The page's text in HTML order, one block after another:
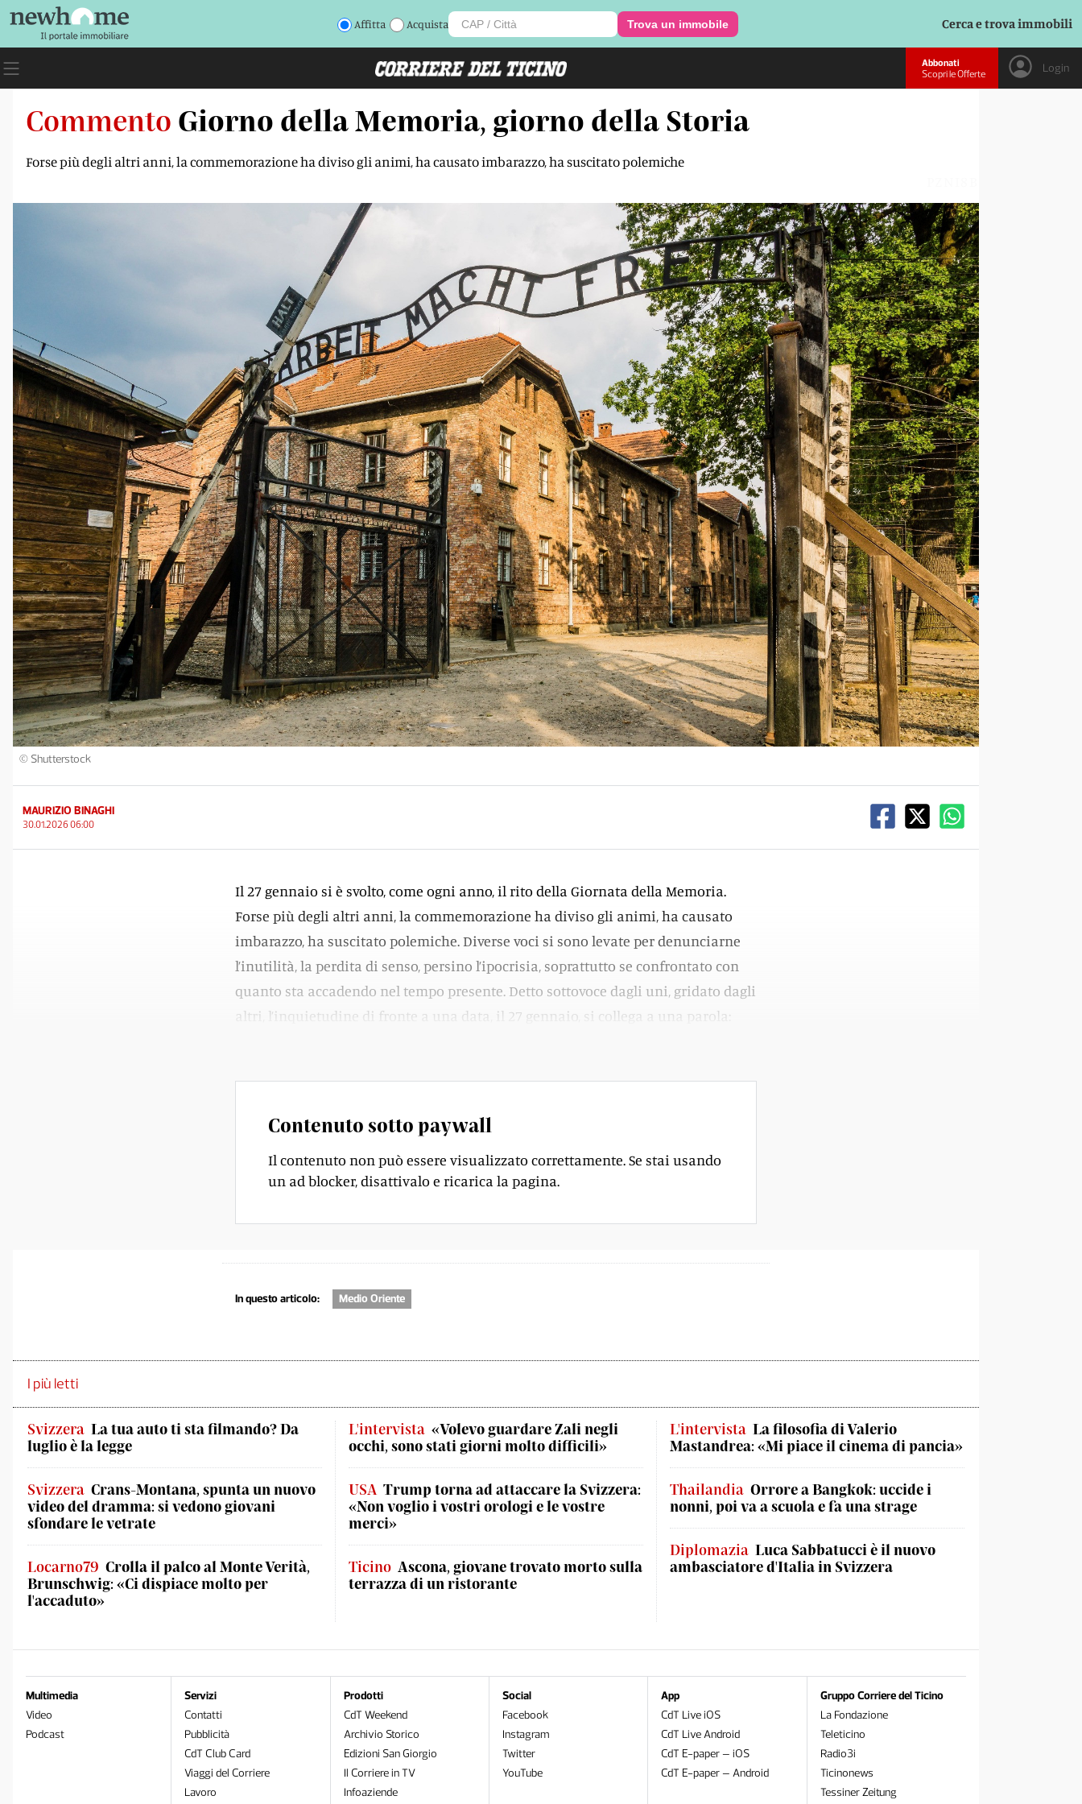
Affitta Acquista Trova un immobile Cerca e trova immobili
Abbonati
Scopri le Offerte
Login
Commento Giorno della Memoria, giorno della Storia
Forse più degli altri anni, la commemorazione ha diviso gli animi, ha causato imbarazzo, ha suscitato polemiche
© Shutterstock
MAURIZIO BINAGHI
30.01.2026 06:00
Il 27 gennaio si è svolto, come ogni anno, il rito della Giornata della Memoria.
Forse più degli altri anni, la commemorazione ha diviso gli animi, ha causato
imbarazzo, ha suscitato polemiche. Diverse voci si sono levate per denunciarne
l’inutilità, la perdita di senso, persino l’ipocrisia, soprattutto se confrontato con
quanto sta accadendo nel tempo presente. Detto sottovoce dagli uni, gridato dagli
altri, l’inquietudine di fronte a una data, il 27 gennaio, si collega a una parola:
Contenuto sotto paywall
Il contenuto non può essere visualizzato correttamente. Se stai usando
un ad blocker, disattivalo e ricarica la pagina.
In questo articolo: Medio Oriente
I più letti
Svizzera La tua auto ti sta filmando? Da
luglio è la legge
Svizzera Crans-Montana, spunta un nuovo
video del dramma: si vedono giovani
sfondare le vetrate
Locarno79 Crolla il palco al Monte Verità,
Brunschwig: «Ci dispiace molto per
l'accaduto»
L'intervista «Volevo guardare Zali negli
occhi, sono stati giorni molto difficili»
USA Trump torna ad attaccare la Svizzera:
«Non voglio i vostri orologi e le vostre
merci»
Ticino Ascona, giovane trovato morto sulla
terrazza di un ristorante
L'intervista La filosofia di Valerio
Mastandrea: «Mi piace il cinema di pancia»
Thailandia Orrore a Bangkok: uccide i
nonni, poi va a scuola e fa una strage
Diplomazia Luca Sabbatucci è il nuovo
ambasciatore d'Italia in Svizzera
Multimedia
Video
Podcast
Servizi
Contatti
Pubblicità
CdT Club Card
Viaggi del Corriere
Lavoro
Prodotti
CdT Weekend
Archivio Storico
Edizioni San Giorgio
Il Corriere in TV
Infoaziende
Social
Facebook
Instagram
Twitter
YouTube
App
CdT Live iOS
CdT Live Android
CdT E-paper – iOS
CdT E-paper – Android
Gruppo Corriere del Ticino
La Fondazione
Teleticino
Radio3i
Ticinonews
Tessiner Zeitung